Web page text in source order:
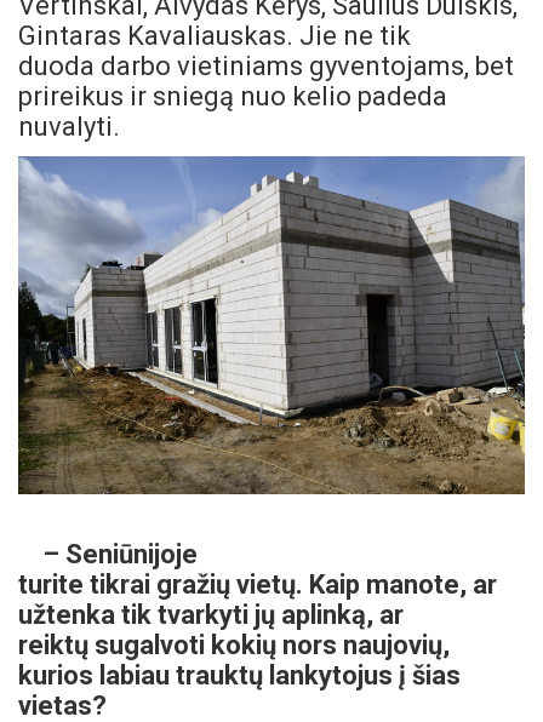
Gintaras Kavaliauskas. Jie ne tik
duoda darbo vietiniams gyventojams, bet
prireikus ir sniegą nuo kelio padeda
nuvalyti.
– Seniūnijoje
turite tikrai gražių vietų. Kaip manote, ar
užtenka tik tvarkyti jų aplinką, ar
reiktų sugalvoti kokių nors naujovių,
kurios labiau trauktų lankytojus į šias
vietas?